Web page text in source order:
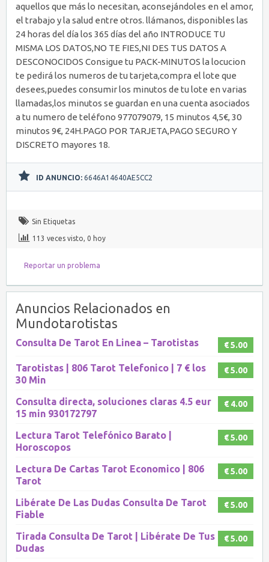
aquellos que más lo necesitan, aconsejándoles en el amor,
el trabajo y la salud entre otros. llámanos, disponibles las
24 horas del día los 365 días del año INTRODUCE TU
MISMA LOS DATOS,NO TE FIES,NI DES TUS DATOS A
DESCONOCIDOS Consigue tu PACK-MINUTOS la locucion
te pedirá los numeros de tu tarjeta,compra el lote que
desees,puedes consumir los minutos de tu lote en varias
llamadas,los minutos se guardan en una cuenta asociados
a tu numero de teléfono 977079079, 15 minutos 4,5€, 30
minutos 9€, 24H.PAGO POR TARJETA,PAGO SEGURO Y
DISCRETO mayores 18.
ID ANUNCIO: 6646A14640AE5CC2
Sin Etiquetas
113 veces visto, 0 hoy
Reportar un problema
Anuncios Relacionados en
Mundotarotistas
€ 5.00
Consulta De Tarot En Linea – Tarotistas
€ 5.00
Tarotistas | 806 Tarot Telefonico | 7 € los
30 Min
€ 4.00
Consulta directa, soluciones claras 4.5 eur
15 min 930172797
€ 5.00
Lectura Tarot Telefónico Barato |
Horoscopos
€ 5.00
Lectura De Cartas Tarot Economico | 806
Tarot
€ 5.00
Libérate De Las Dudas Consulta De Tarot
Fiable
€ 5.00
Tirada Consulta De Tarot | Libérate De Tus
Dudas